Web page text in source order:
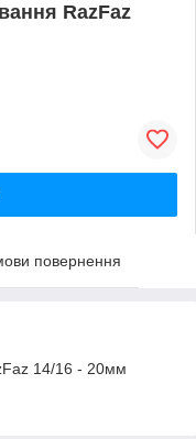
RazFaz
повернення
14/16 - 20мм